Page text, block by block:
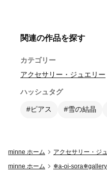
関連の作品を探す
カテゴリー
アクセサリー・ジュエリー
ハッシュタグ
#ピアス #雪の結晶
minne ホーム アクセサリー・ジ
minne ホーム
❄a-oi-